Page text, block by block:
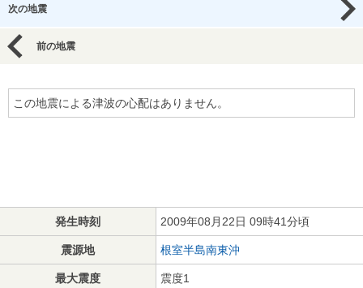
次の地震
前の地震
この地震による津波の心配はありません。
発生時刻 2009年08月22日 09時41分頃
震源地 根室半島南東沖
最大震度 震度1